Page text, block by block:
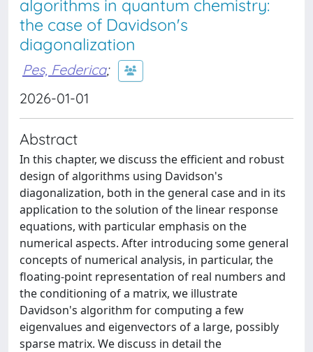
algorithms in quantum chemistry:
the case of Davidson's
diagonalization
Pes, Federica;
2026-01-01
Abstract
In this chapter, we discuss the efficient and robust
design of algorithms using Davidson's
diagonalization, both in the general case and in its
application to the solution of the linear response
equations, with particular emphasis on the
numerical aspects. After introducing some general
concepts of numerical analysis, in particular, the
floating-point representation of real numbers and
the conditioning of a matrix, we illustrate
Davidson's algorithm for computing a few
eigenvalues and eigenvectors of a large, possibly
sparse matrix. We discuss in detail the